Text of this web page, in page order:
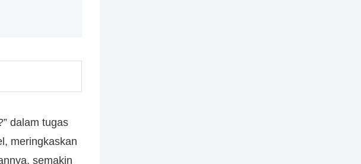
dalam tugas
meringkaskan
semakin